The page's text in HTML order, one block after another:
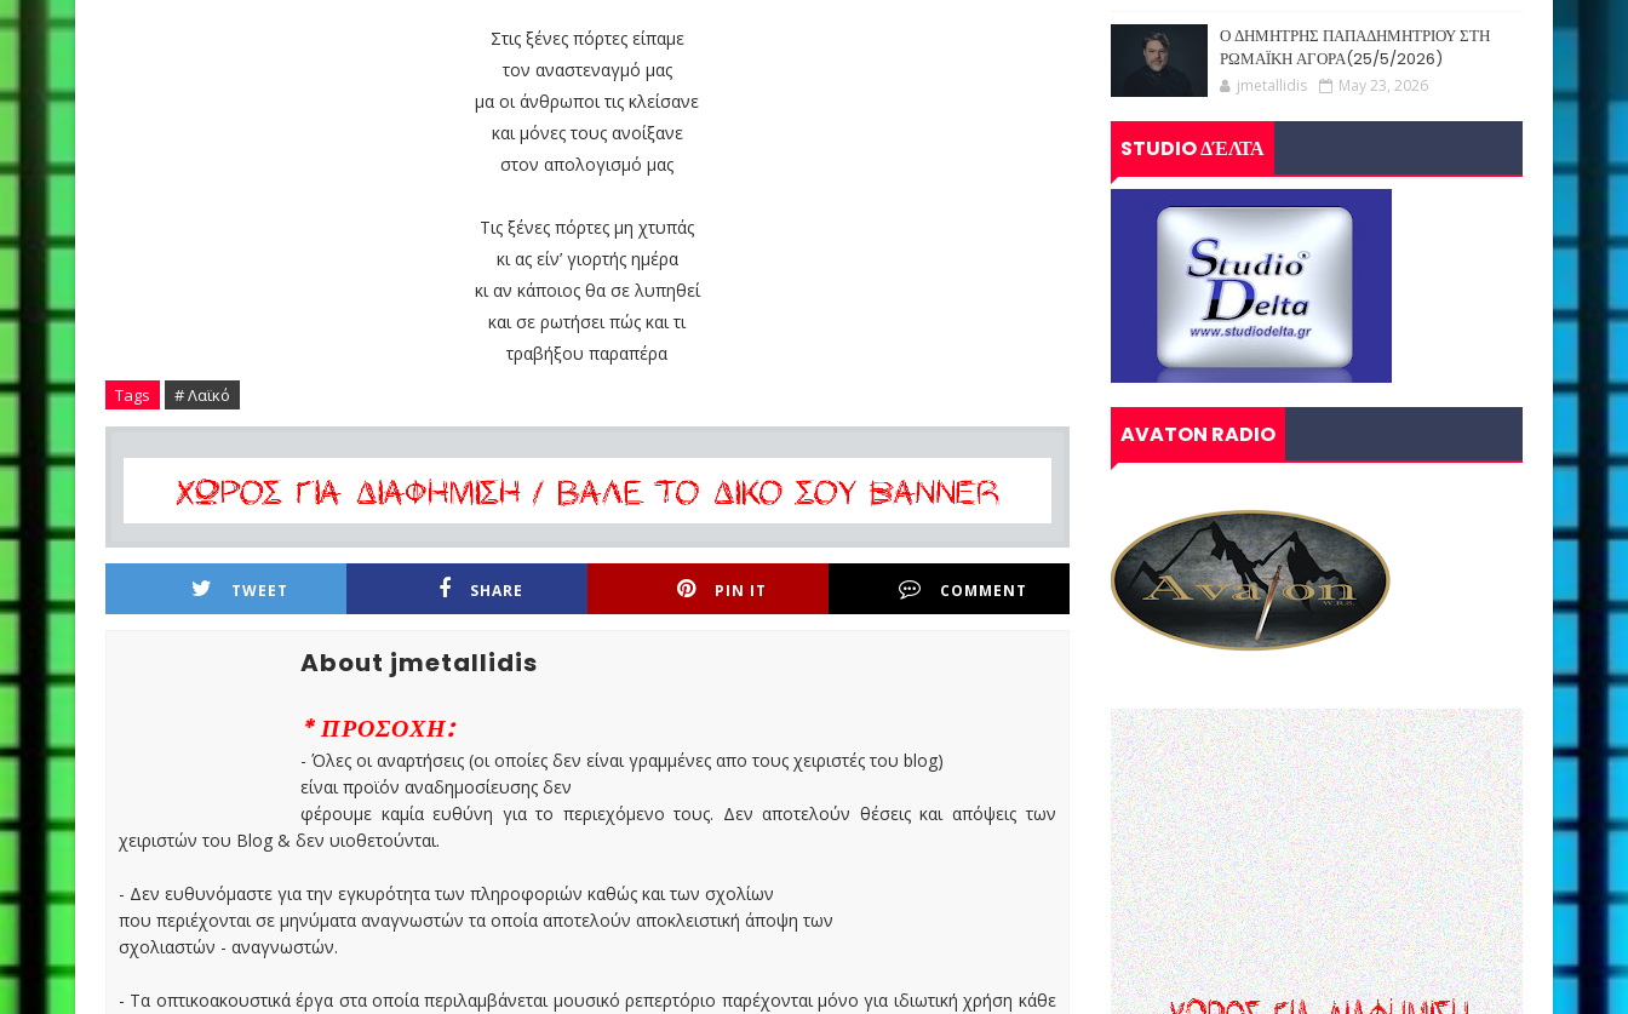
Στις ξένες πόρτες είπαμε
τον αναστεναγμό μας
μα οι άνθρωποι τις κλείσανε
και μόνες τους ανοίξανε
στον απολογισμό μας
Τις ξένες πόρτες μη χτυπάς
κι ας είν’ γιορτής ημέρα
κι αν κάποιος θα σε λυπηθεί
και σε ρωτήσει πώς και τι
τραβήξου παραπέρα
Tags # Λαϊκό
TWEET SHARE PIN IT COMMENT
About jmetallidis
* ΠΡΟΣΟΧΗ:
- Όλες οι αναρτήσεις (οι οποίες δεν είναι γραμμένες απο τους χειριστές του blog)
είναι προϊόν αναδημοσίευσης δεν
φέρουμε καμία ευθύνη για το περιεχόμενο τους. Δεν αποτελούν θέσεις και απόψεις των
χειριστών του Blog & δεν υιοθετούνται.
- Δεν ευθυνόμαστε για την εγκυρότητα των πληροφοριών καθώς και των σχολίων
που περιέχονται σε μηνύματα αναγνωστών τα οποία αποτελούν αποκλειστική άποψη των
σχολιαστών - αναγνωστών.
- Τα οπτικοακουστικά έργα στα οποία περιλαμβάνεται μουσικό ρεπερτόριο παρέχονται μόνο για ιδιωτική χρήση κάθε
Ο ΔΗΜΗΤΡΗΣ ΠΑΠΑΔΗΜΗΤΡΙΟΥ ΣΤΗ
ΡΩΜΑΪΚΗ ΑΓΟΡΑ(25/5/2026)
jmetallidis May 23, 2026
STUDIO ΔΈΛΤΑ
AVATON RADIO